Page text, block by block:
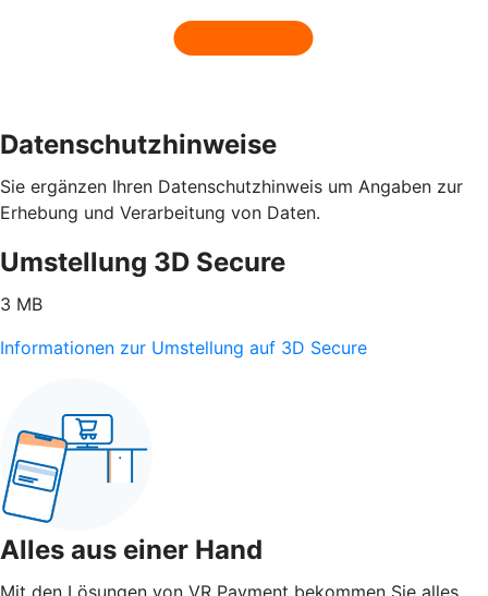
Datenschutzhinweise
Sie ergänzen Ihren Datenschutzhinweis um Angaben zur
Erhebung und Verarbeitung von Daten.
Umstellung 3D Secure
3 MB
Informationen zur Umstellung auf 3D Secure
Alles aus einer Hand
Mit den Lösungen von VR Payment bekommen Sie alles